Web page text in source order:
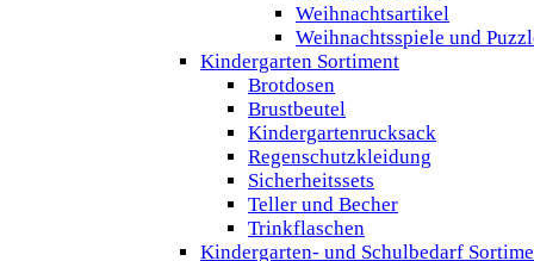
Weihnachtsartikel
Weihnachtsspiele und
Kindergarten Sortiment
Brotdosen
Brustbeutel
Kindergartenrucksack
Regenschutzkleidung
Sicherheitssets
Teller und Becher
Trinkflaschen
Kindergarten- und Schulbedarf